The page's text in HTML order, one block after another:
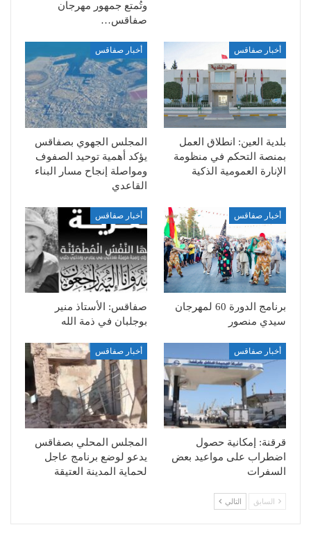
وتُمتع جمهور مهرجان
صفاقس…
أخبار صفاقس
بلدية العين: انطلاق العمل
بمنصة التحكم في منظومة
الإنارة العمومية الذكية
أخبار صفاقس
المجلس الجهوي بصفاقس
يؤكد أهمية توحيد الصفوف
ومواصلة إنجاح مسار البناء
القاعدي
أخبار صفاقس
برنامج الدورة 60 لمهرجان
سيدي منصور
أخبار صفاقس
صفاقس: الأستاذ منير
بوجلبان في ذمة الله
أخبار صفاقس
قرقنة: إمكانية حصول
اضطراب على مواعيد بعض
السفرات
أخبار صفاقس
المجلس المحلي بصفاقس
يدعو لوضع برنامج عاجل
لحماية المدينة العتيقة
السابق التالي